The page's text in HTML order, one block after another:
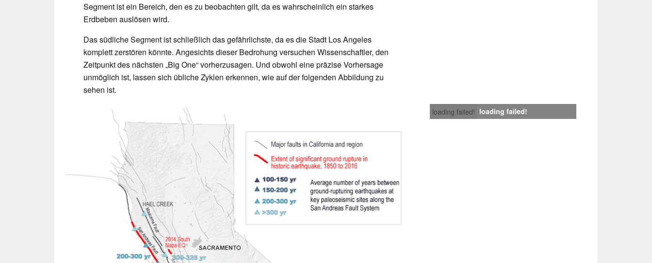
Segment ist ein Bereich, den es zu beobachten gilt, da es wahrscheinlich ein starkes
Erdbeben auslösen wird.
Das südliche Segment ist schließlich das gefährlichste, da es die Stadt Los Angeles
komplett zerstören könnte. Angesichts dieser Bedrohung versuchen Wissenschaftler, den
Zeitpunkt des nächsten „Big One“ vorherzusagen. Und obwohl eine präzise Vorhersage
unmöglich ist, lassen sich übliche Zyklen erkennen, wie auf der folgenden Abbildung zu
sehen ist.
loading failed! loading failed!